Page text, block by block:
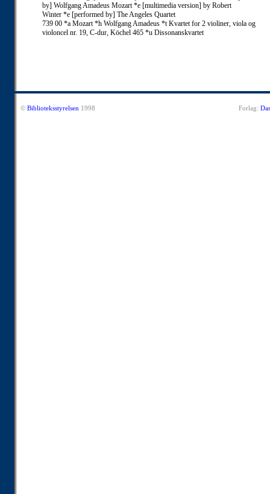
by] Wolfgang Amadeus Mozart *e [multimedia version] by Robert
Winter *e [performed by] The Angeles Quartet
739 00 *a Mozart *h Wolfgang Amadeus *t Kvartet for 2 violiner, viola og
violoncel nr. 19, C-dur, Köchel 465 *u Dissonanskvartet
© Biblioteksstyrelsen 1998 Forlag: